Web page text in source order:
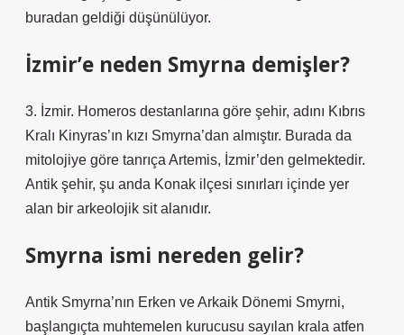
buradan geldiği düşünülüyor.
İzmir’e neden Smyrna demişler?
3. İzmir. Homeros destanlarına göre şehir, adını Kıbrıs
Kralı Kinyras’ın kızı Smyrna’dan almıştır. Burada da
mitolojiye göre tanrıça Artemis, İzmir’den gelmektedir.
Antik şehir, şu anda Konak ilçesi sınırları içinde yer
alan bir arkeolojik sit alanıdır.
Smyrna ismi nereden gelir?
Antik Smyrna’nın Erken ve Arkaik Dönemi Smyrni,
başlangıçta muhtemelen kurucusu sayılan krala atfen